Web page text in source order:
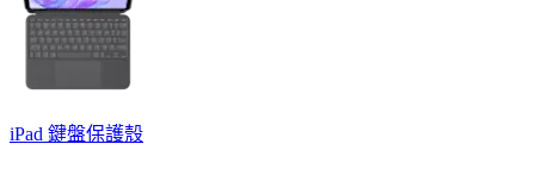
iPad 鍵盤保護殼